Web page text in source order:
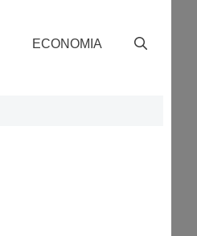
ECONOMIA